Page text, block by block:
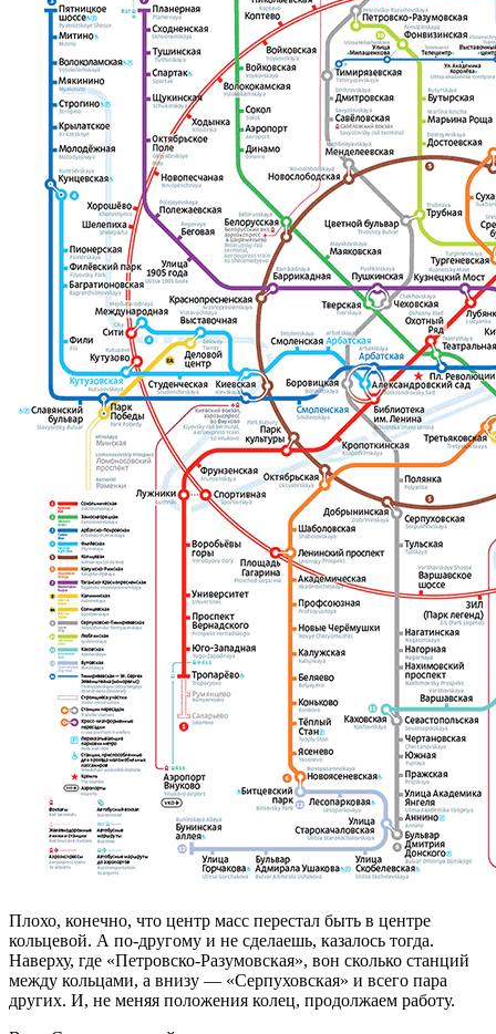
Плохо, конечно, что центр масс перестал быть в центре
кольцевой. А по-другому и не сделаешь, казалось тогда.
Наверху, где «Петровско-Разумовская», вон сколько станций
между кольцами, а внизу — «Серпуховская» и всего пара
других. И, не меняя положения колец, продолжаем работу.